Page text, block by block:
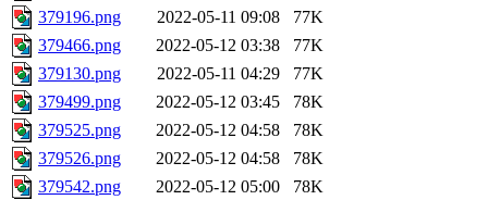
379196.png
2022-05-11 09:08
77K
379466.png
2022-05-12 03:38
77K
379130.png
2022-05-11 04:29
77K
379499.png
2022-05-12 03:45
78K
379525.png
2022-05-12 04:58
78K
379526.png
2022-05-12 04:58
78K
379542.png
2022-05-12 05:00
78K